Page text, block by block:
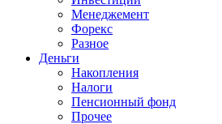
Менеджемент
Форекс
Разное
Деньги
Накопления
Налоги
Пенсионный фонд
Прочее